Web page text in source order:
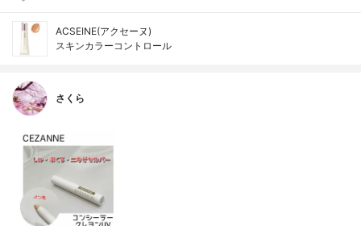
ACSEINE(アクセーヌ)
スキンカラーコントロール
さくら